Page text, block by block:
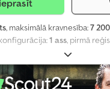
, maksimālā kravnesība:7
1 ass, pirmā